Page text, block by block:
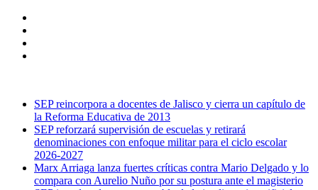
SEP reincorpora a docentes de Jalisco y cierra un capítulo de
la Reforma Educativa de 2013
SEP reforzará supervisión de escuelas y retirará
denominaciones con enfoque militar para el ciclo escolar
2026-2027
Marx Arriaga lanza fuertes críticas contra Mario Delgado y lo
compara con Aurelio Nuño por su postura ante el magisterio